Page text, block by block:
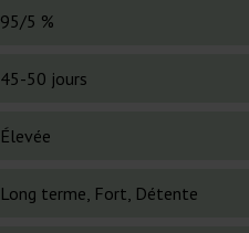
95/5 %
45-50 jours
Élevée
Long terme, Fort, Détente